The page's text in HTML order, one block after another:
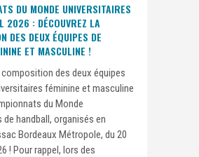
DU MONDE UNIVERSITAIRES
2026 : DÉCOUVREZ LA
DES DEUX ÉQUIPES DE
ET MASCULINE !
des deux équipes
féminine et masculine
du Monde
de handball, organisés en
Bordeaux Métropole, du 20
! Pour rappel, lors des